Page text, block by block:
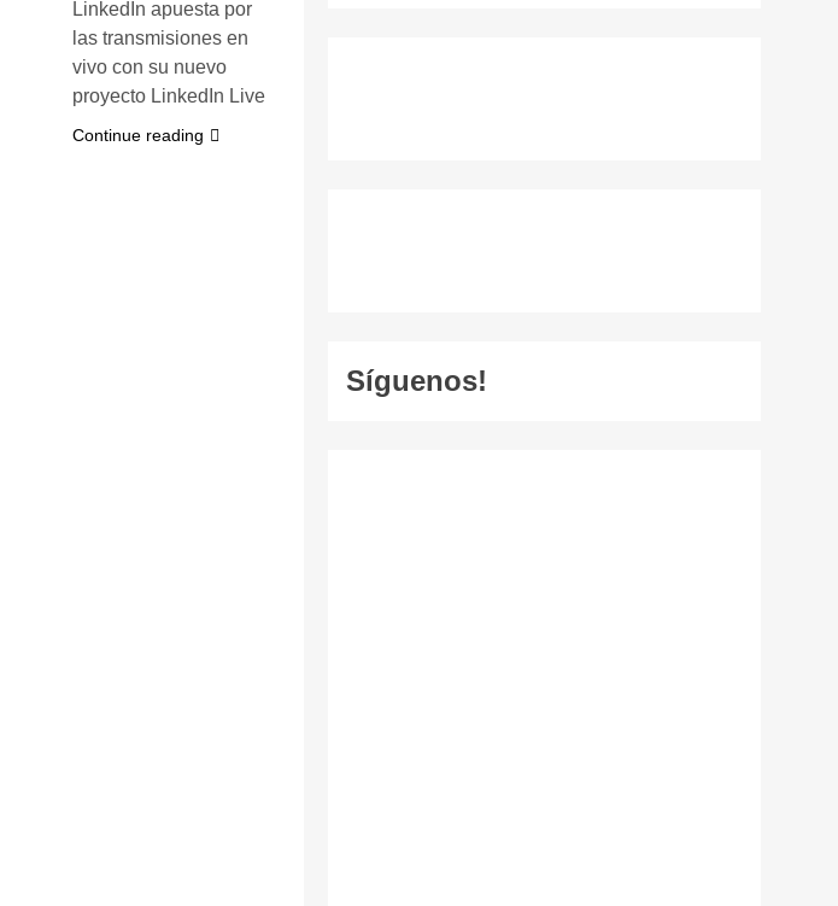
LinkedIn apuesta por
las transmisiones en
vivo con su nuevo
proyecto LinkedIn Live
Continue reading
Síguenos!